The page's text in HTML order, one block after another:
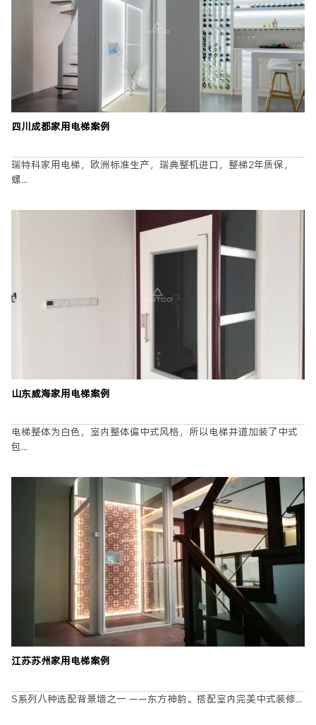
姓名*
城市
提交
四川成都家用电梯案例
瑞特科家用电梯，欧洲标准生产，瑞典整机进口，整梯2年质保，
螺...
山东威海家用电梯案例
电梯整体为白色，室内整体偏中式风格，所以电梯井道加装了中式
包...
江苏苏州家用电梯案例
S系列八种选配背景墙之一 ——东方神韵。搭配室内完美中式装修...